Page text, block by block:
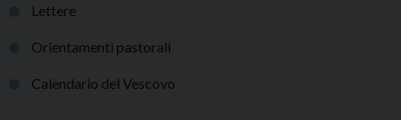
Lettere
Orientamenti pastorali
Calendario del Vescovo